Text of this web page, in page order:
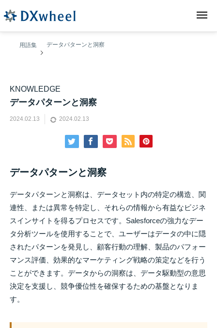
用語集 データパターンと洞察
データパターンと洞察
2024.02.13 2024.02.13
データパターンと洞察
データパターンと洞察は、データセット内の特定の構造、関
連性、または異常を特定し、それらの情報から有益なビジネ
スインサイトを得るプロセスです。Salesforceの強力なデー
タ分析ツールを使用することで、ユーザーはデータの中に隠
されたパターンを発見し、顧客行動の理解、製品のパフォー
マンス評価、効果的なマーケティング戦略の策定などを行う
ことができます。データからの洞察は、データ駆動型の意思
決定を支援し、競争優位性を確保するための基盤となりま
す。